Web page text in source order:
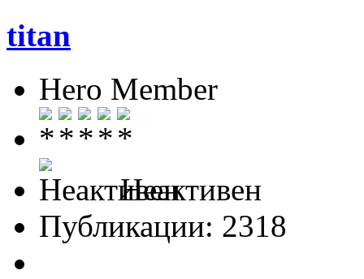
titan
Hero Member
Неактивен
Публикации: 2318